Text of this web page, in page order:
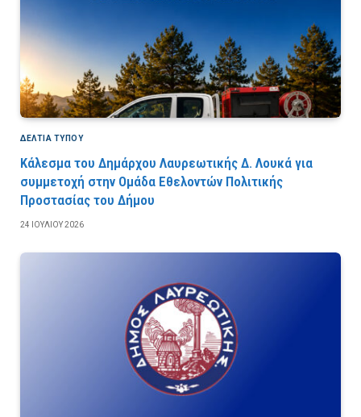
ΔΕΛΤΙΑ ΤΥΠΟΥ
Κάλεσμα του Δημάρχου Λαυρεωτικής Δ. Λουκά για
συμμετοχή στην Ομάδα Εθελοντών Πολιτικής
Προστασίας του Δήμου
24 ΙΟΥΛΊΟΥ 2026